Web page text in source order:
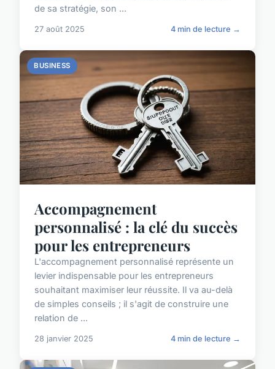
de sa stratégie, son ...
27 août 2025 4 min de lecture →
BUSINESS
Accompagnement
personnalisé : la clé du succès
pour les entrepreneurs
L'accompagnement personnalisé représente un
levier indispensable pour les entrepreneurs
souhaitant maximiser leur réussite. Il va au-delà
de simples conseils ; il s'agit de construire une
relation de ...
28 janvier 2025 4 min de lecture →